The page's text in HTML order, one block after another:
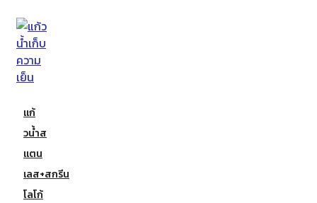
แก้
วน้ำส
แตน
เลส+สกรีน
โลโก้